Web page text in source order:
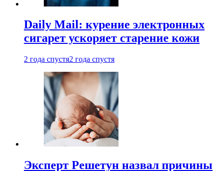
Daily Mail: курение электронных
сигарет ускоряет старение кожи
2 года спустя2 года спустя
Эксперт Решетун назвал причины